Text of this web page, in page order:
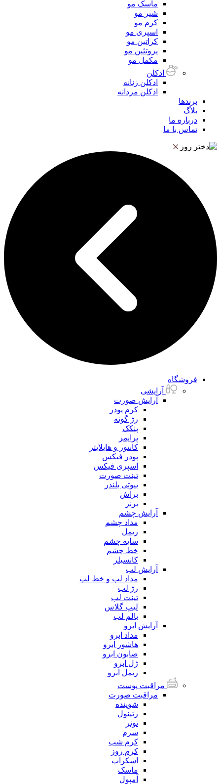
ماسک مو
شیر مو
کرم مو
اسپری مو
کراتین مو
پروتئین مو
مکمل مو
ادکلن
ادکلن زنانه
ادکلن مردانه
برندها
بلاگ
درباره ما
تماس با ما
فروشگاه
آرایشی
آرایش صورت
کرم پودر
رژ گونه
پنکک
پرایمر
کانتور و هایلایتر
پودر فیکس
اسپری فیکس
تینت صورت
بیوتی بلندر
براش
برنز
آرایش چشم
مداد چشم
ریمل
سایه چشم
خط چشم
کانسیلر
آرایش لب
مداد لب و خط لب
رژ لب
تینت لب
لیپ گلاس
بالم لب
آرایش ابرو
مداد ابرو
هاشور ابرو
صابون ابرو
ژل ابرو
ریمل ابرو
مراقبت پوست
مراقبت صورت
شوینده
رتینول
تونر
سرم
کرم شب
کرم روز
اسکراپ
ماسک
آمپول